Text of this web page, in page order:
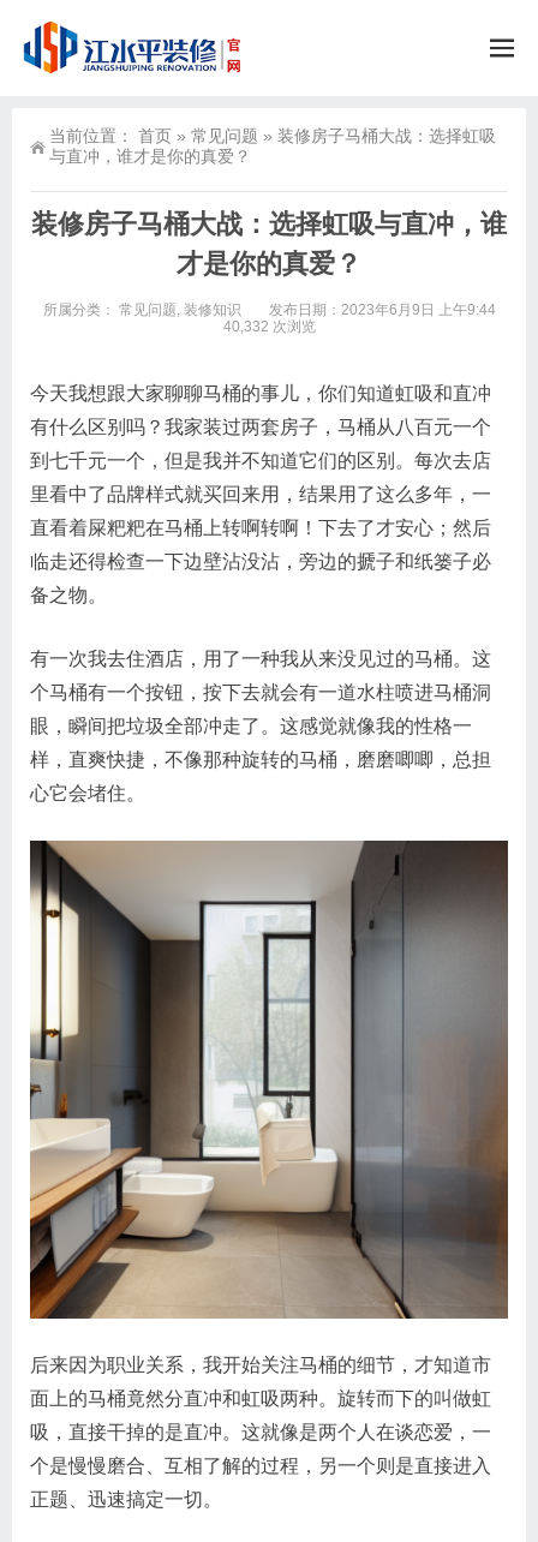
当前位置： 首页 » 常见问题 » 装修房子马桶大战：选择虹吸
与直冲，谁才是你的真爱？
装修房子马桶大战：选择虹吸与直冲，谁
才是你的真爱？
所属分类： 常见问题, 装修知识
发布日期：2023年6月9日 上午9:44
40,332 次浏览
今天我想跟大家聊聊马桶的事儿，你们知道虹吸和直冲
有什么区别吗？我家装过两套房子，马桶从八百元一个
到七千元一个，但是我并不知道它们的区别。每次去店
里看中了品牌样式就买回来用，结果用了这么多年，一
直看着屎粑粑在马桶上转啊转啊！下去了才安心；然后
临走还得检查一下边壁沾没沾，旁边的搋子和纸篓子必
备之物。
有一次我去住酒店，用了一种我从来没见过的马桶。这
个马桶有一个按钮，按下去就会有一道水柱喷进马桶洞
眼，瞬间把垃圾全部冲走了。这感觉就像我的性格一
样，直爽快捷，不像那种旋转的马桶，磨磨唧唧，总担
心它会堵住。
后来因为职业关系，我开始关注马桶的细节，才知道市
面上的马桶竟然分直冲和虹吸两种。旋转而下的叫做虹
吸，直接干掉的是直冲。这就像是两个人在谈恋爱，一
个是慢慢磨合、互相了解的过程，另一个则是直接进入
正题、迅速搞定一切。